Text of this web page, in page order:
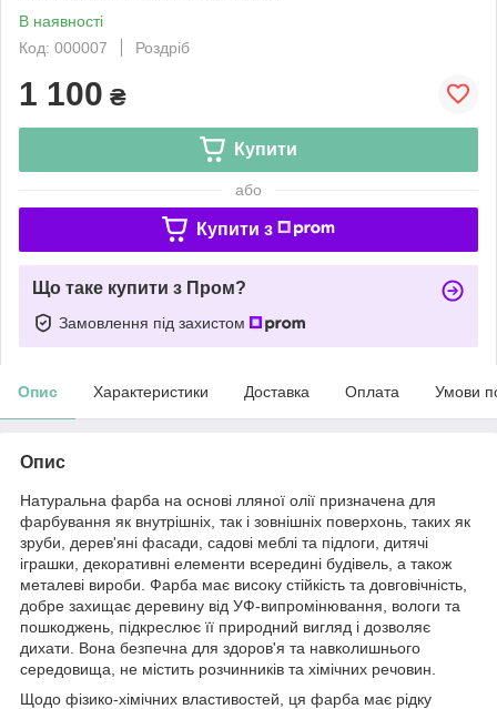
В наявності
Код: 000007
Роздріб
1 100 ₴
Купити
або
Купити з
Що таке купити з Пром?
Замовлення під захистом
Опис Характеристики Доставка Оплата Умови
Опис
Натуральна фарба на основі лляної олії призначена для
фарбування як внутрішніх, так і зовнішніх поверхонь, таких як
зруби, дерев'яні фасади, садові меблі та підлоги, дитячі
іграшки, декоративні елементи всередині будівель, а також
металеві вироби. Фарба має високу стійкість та довговічність,
добре захищає деревину від УФ-випромінювання, вологи та
пошкоджень, підкреслює її природний вигляд і дозволяє
дихати. Вона безпечна для здоров'я та навколишнього
середовища, не містить розчинників та хімічних речовин.
Щодо фізико-хімічних властивостей, ця фарба має рідку